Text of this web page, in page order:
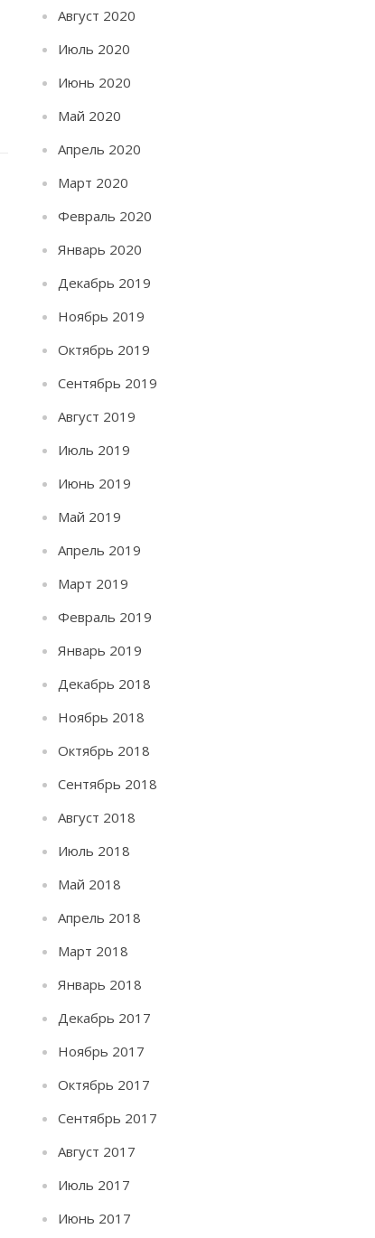
Август 2020
Июль 2020
Июнь 2020
Май 2020
Апрель 2020
Март 2020
Февраль 2020
Январь 2020
Декабрь 2019
Ноябрь 2019
Октябрь 2019
Сентябрь 2019
Август 2019
Июль 2019
Июнь 2019
Май 2019
Апрель 2019
Март 2019
Февраль 2019
Январь 2019
Декабрь 2018
Ноябрь 2018
Октябрь 2018
Сентябрь 2018
Август 2018
Июль 2018
Май 2018
Апрель 2018
Март 2018
Январь 2018
Декабрь 2017
Ноябрь 2017
Октябрь 2017
Сентябрь 2017
Август 2017
Июль 2017
Июнь 2017